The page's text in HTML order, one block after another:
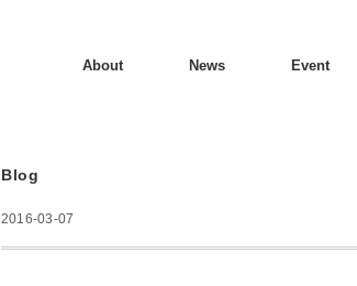
About News Event
Blog
2016-03-07